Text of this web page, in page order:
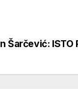
Šarčević: ISTO